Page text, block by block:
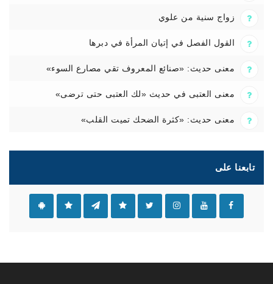
زواج سنية من علوي
القول الفصل في إتيان المرأة في دبرها
معنى حديث: «صنائع المعروف تقي مصارع السوء»
معنى العتبى في حديث «لك العتبى حتى ترضى»
معنى حديث: «كثرة الضحك تميت القلب»
تابعنا على